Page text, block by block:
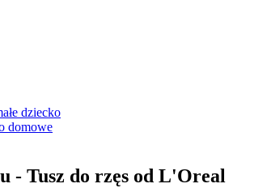
dziecko
domowe
- Tusz do rzęs od L'Oreal